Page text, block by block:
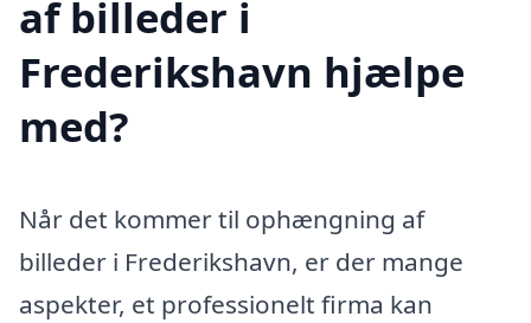
af billeder i
Frederikshavn hjælpe
med?
Når det kommer til ophængning af
billeder i Frederikshavn, er der mange
aspekter, et professionelt firma kan